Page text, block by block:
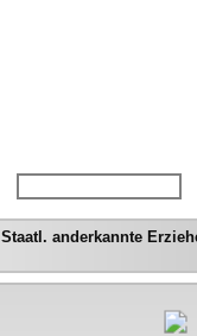
Staatl. anderkannte